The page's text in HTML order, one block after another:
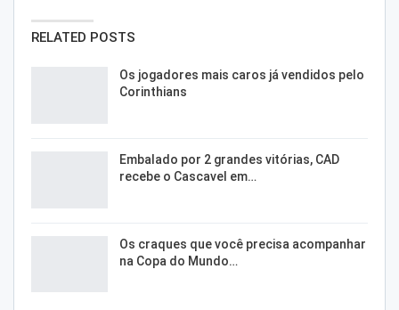
RELATED POSTS
Os jogadores mais caros já vendidos pelo
Corinthians
Embalado por 2 grandes vitórias, CAD
recebe o Cascavel em…
Os craques que você precisa acompanhar
na Copa do Mundo…